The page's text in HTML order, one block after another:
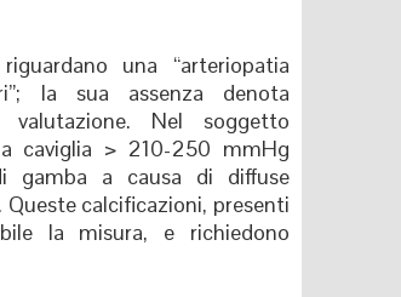
una “arteriopatia
la sua assenza denota
valutazione. Nel soggetto
caviglia > 210-250 mmHg
gamba a causa di diffuse
calcificazioni, presenti
la misura, e richiedono